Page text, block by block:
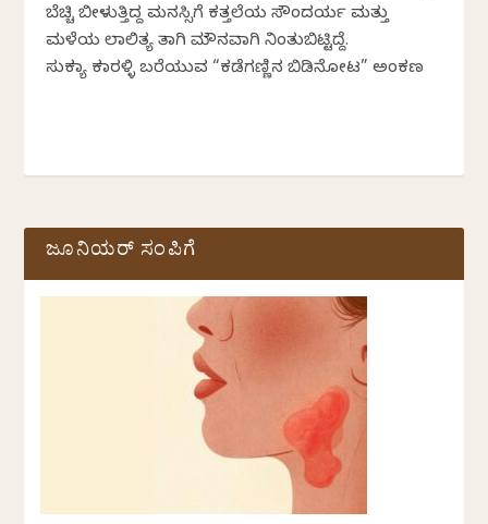
ಬೆಚ್ಚಿ ಬೀಳುತ್ತಿದ್ದ ಮನಸ್ಸಿಗೆ ಕತ್ತಲೆಯ ಸೌಂದರ್ಯ ಮತ್ತು
ಮಳೆಯ ಲಾಲಿತ್ಯ ತಾಗಿ ಮೌನವಾಗಿ ನಿಂತುಬಿಟ್ಟಿದ್ದೆ.
ಸುಕನ್ಯಾ ಕನಾರಳ್ಳಿ ಬರೆಯುವ “ಕಡೆಗಣ್ಣಿನ ಬಿಡಿನೋಟ” ಅಂಕಣ
ಜೂನಿಯರ್ ಸಂಪಿಗೆ